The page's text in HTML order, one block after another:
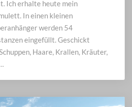
Ich erhalte heute mein
In einen kleinen
werden 54
eingefüllt. Geschickt
Haare, Krallen, Kräuter,